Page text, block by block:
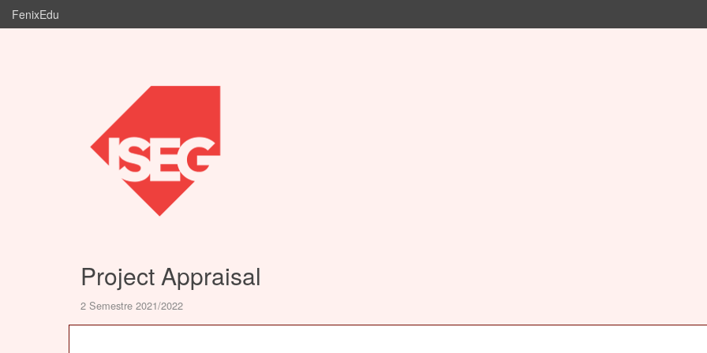
FenixEdu
Project Appraisal
2 Semestre 2021/2022